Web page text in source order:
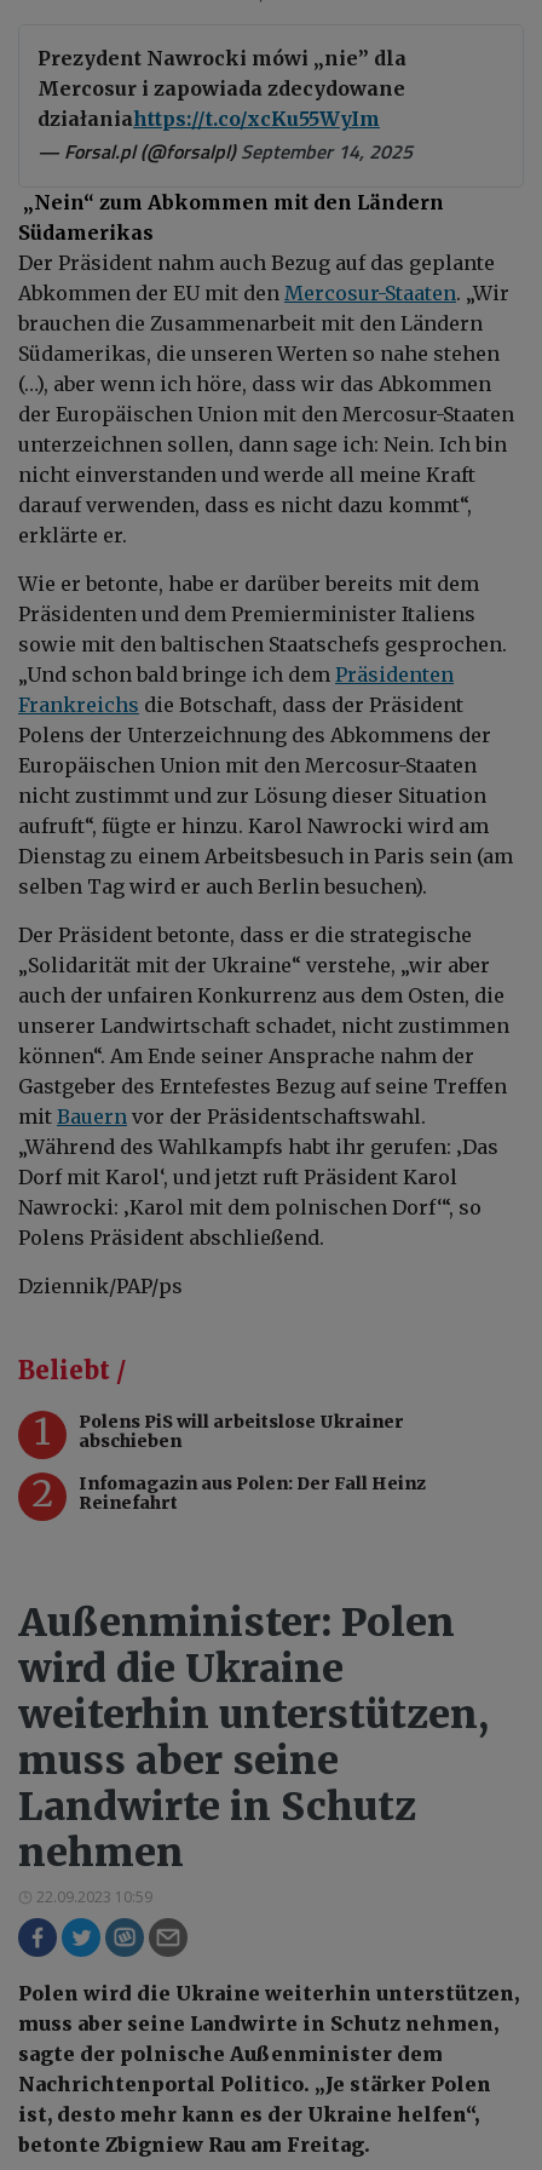
Prezydent Nawrocki mówi „nie” dla
Mercosur i zapowiada zdecydowane
działaniahttps://t.co/xcKu55WyIm
— Forsal.pl (@forsalpl)September 14, 2025
„Nein“ zum Abkommen mit den Ländern
Südamerikas
Der Präsident nahm auch Bezug auf das geplante
Abkommen der EU mit den Mercosur-Staaten. „Wir
brauchen die Zusammenarbeit mit den Ländern
Südamerikas, die unseren Werten so nahe stehen
(…), aber wenn ich höre, dass wir das Abkommen
der Europäischen Union mit den Mercosur-Staaten
unterzeichnen sollen, dann sage ich: Nein. Ich bin
nicht einverstanden und werde all meine Kraft
darauf verwenden, dass es nicht dazu kommt“,
erklärte er.
Wie er betonte, habe er darüber bereits mit dem
Präsidenten und dem Premierminister Italiens
sowie mit den baltischen Staatschefs gesprochen.
„Und schon bald bringe ich dem Präsidenten
Frankreichs die Botschaft, dass der Präsident
Polens der Unterzeichnung des Abkommens der
Europäischen Union mit den Mercosur-Staaten
nicht zustimmt und zur Lösung dieser Situation
aufruft“, fügte er hinzu. Karol Nawrocki wird am
Dienstag zu einem Arbeitsbesuch in Paris sein (am
selben Tag wird er auch Berlin besuchen).
Der Präsident betonte, dass er die strategische
„Solidarität mit der Ukraine“ verstehe, „wir aber
auch der unfairen Konkurrenz aus dem Osten, die
unserer Landwirtschaft schadet, nicht zustimmen
können“. Am Ende seiner Ansprache nahm der
Gastgeber des Erntefestes Bezug auf seine Treffen
mit Bauern vor der Präsidentschaftswahl.
„Während des Wahlkampfs habt ihr gerufen: ‚Das
Dorf mit Karol‘, und jetzt ruft Präsident Karol
Nawrocki: ‚Karol mit dem polnischen Dorf‘“, so
Polens Präsident abschließend.
Dziennik/PAP/ps
Beliebt /
1
Polens PiS will arbeitslose Ukrainer
abschieben
2
Infomagazin aus Polen: Der Fall Heinz
Reinefahrt
Außenminister: Polen
wird die Ukraine
weiterhin unterstützen,
muss aber seine
Landwirte in Schutz
nehmen
22.09.2023 10:59
Polen wird die Ukraine weiterhin unterstützen,
muss aber seine Landwirte in Schutz nehmen,
sagte der polnische Außenminister dem
Nachrichtenportal Politico. „Je stärker Polen
ist, desto mehr kann es der Ukraine helfen“,
betonte Zbigniew Rau am Freitag.